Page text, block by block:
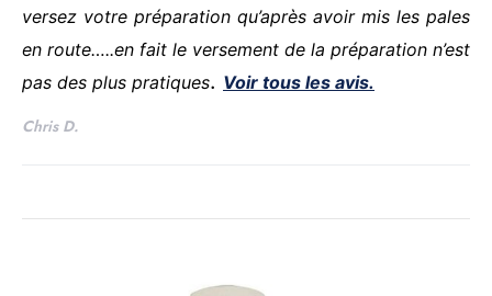
versez votre préparation qu’après avoir mis les pales
en route…..en fait le versement de la préparation n’est
pas des plus pratiques. Voir tous les avis.
Chris D.